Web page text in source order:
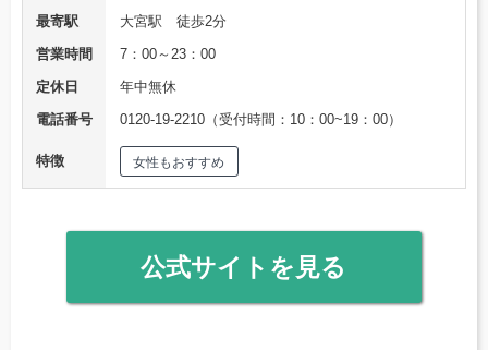
最寄駅
大宮駅 徒歩2分
営業時間
7：00～23：00
定休日
年中無休
電話番号
0120-19-2210（受付時間：10：00~19：00）
特徴 女性もおすすめ
公式サイトを見る